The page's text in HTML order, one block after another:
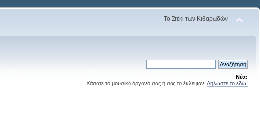
Το Στέκι των Κιθαρωδών
Νέα:
Χάσατε το μουσικό όργανό σας ή σας το έκλεψαν; Δηλώστε το εδώ!